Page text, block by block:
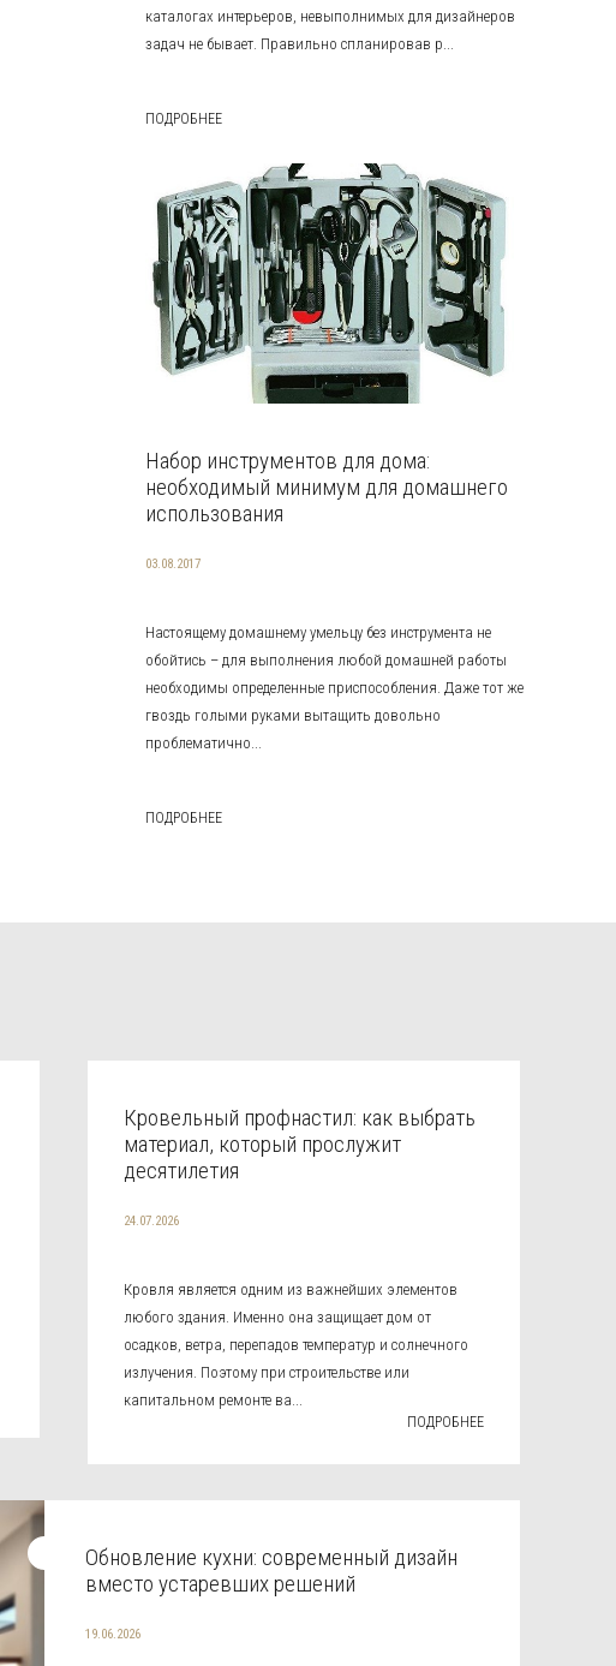
каталогах интерьеров, невыполнимых для дизайнеров
задач не бывает. Правильно спланировав р...
ПОДРОБНЕЕ
Набор инструментов для дома:
необходимый минимум для домашнего
использования
03.08.2017
Настоящему домашнему умельцу без инструмента не
обойтись – для выполнения любой домашней работы
необходимы определенные приспособления. Даже тот же
гвоздь голыми руками вытащить довольно
проблематично...
ПОДРОБНЕЕ
Кровельный профнастил: как выбрать
материал, который прослужит
десятилетия
24.07.2026
Кровля является одним из важнейших элементов
любого здания. Именно она защищает дом от
осадков, ветра, перепадов температур и солнечного
излучения. Поэтому при строительстве или
капитальном ремонте ва...
ПОДРОБНЕЕ
Обновление кухни: современный дизайн
вместо устаревших решений
19.06.2026